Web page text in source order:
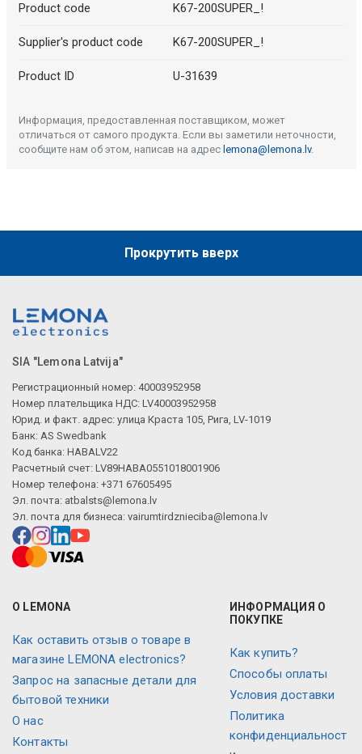
Product code K67-200SUPER_!
Supplier's product code K67-200SUPER_!
Product ID U-31639
Информация, предоставленная поставщиком, может
отличаться от самого продукта. Если вы заметили неточности,
сообщите нам об этом, написав на адрес lemona@lemona.lv.
Прокрутить вверх
SIA "Lemona Latvija"
Регистрационный номер: 40003952958
Номер плательщика НДС: LV40003952958
Юрид. и факт. адрес: улица Краста 105, Рига, LV-1019
Банк: AS Swedbank
Код банка: HABALV22
Расчетный счет: LV89HABA0551018001906
Номер телефона: +371 67605495
Эл. почта: atbalsts@lemona.lv
Эл. почта для бизнеса: vairumtirdznieciba@lemona.lv
О LEMONA
Как оставить отзыв о товаре в
магазине LEMONA electronics?
Запрос на запасные детали для
бытовой техники
О нас
Контакты
ИНФОРМАЦИЯ О
ПОКУПКЕ
Как купить?
Способы оплаты
Условия доставки
Политика
конфиденциальност